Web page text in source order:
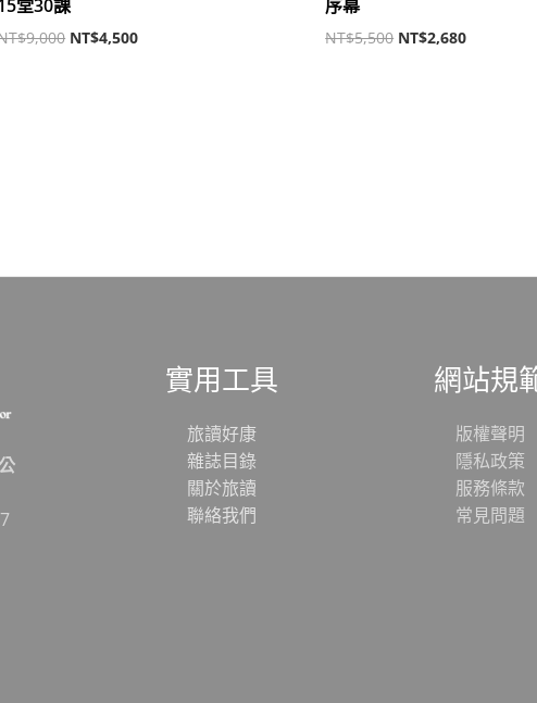
堂30課
9,000 NT$4,500
序幕
NT$5,500 NT$2,680
實用工具
旅讀好康
雜誌目錄
關於旅讀
聯絡我們
網站規
版權聲明
隱私政策
服務條款
常見問題